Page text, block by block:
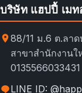
บริษัท แฮปปี้ เม
88/11 ม.6 ต.ลา
สาขาสำนักงานใ
0135566033431
LINE ID: